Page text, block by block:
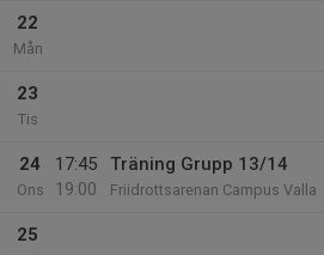
22
Mån
23
Tis
24
Ons
17:45
19:00
Träning Grupp 13/14
Friidrottsarenan Campus Valla
25